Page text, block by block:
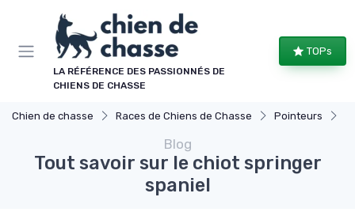
LA RÉFÉRENCE DES PASSIONNÉS DE
CHIENS DE CHASSE
TOPs
Chien de chasse Races de Chiens de Chasse Pointeurs
Blog
Tout savoir sur le chiot springer
spaniel
Panneau de gestion des cookies